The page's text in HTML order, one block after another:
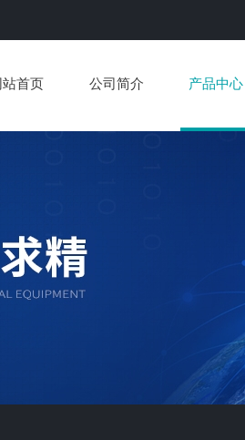
站首页 公司简介 产品中心